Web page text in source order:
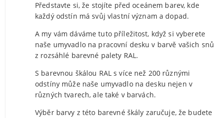
Představte si, že stojíte před oceánem barev, kde
každý odstín má svůj vlastní význam a dopad.
A my vám dáváme tuto příležitost, když si vyberete
naše umyvadlo na pracovní desku v barvě vašich snů
z rozsáhlé barevné palety RAL.
S barevnou škálou RAL s více než 200 různými
odstíny může naše umyvadlo na desku nejen v
různých tvarech, ale také v barvách.
Výběr barvy z této barevné škály zaručuje, že budete